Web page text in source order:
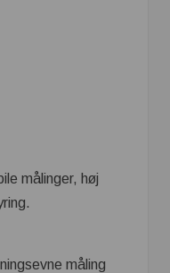
målinger, høj
måling